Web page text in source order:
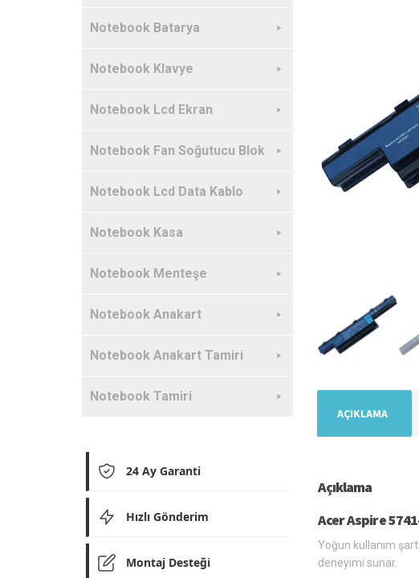
AÇIKLAMA
Açıklama
Acer Aspire
Yoğun kullanım
deneyimi sunar.
Notebook Batarya
Notebook Klavye
Notebook Lcd Ekran
Notebook Fan Soğutucu Blok
Notebook Lcd Data Kablo
Notebook Kasa
Notebook Menteşe
Notebook Anakart
Notebook Anakart Tamiri
Notebook Tamiri
24 Ay Garanti
Hızlı Gönderim
Montaj Desteği